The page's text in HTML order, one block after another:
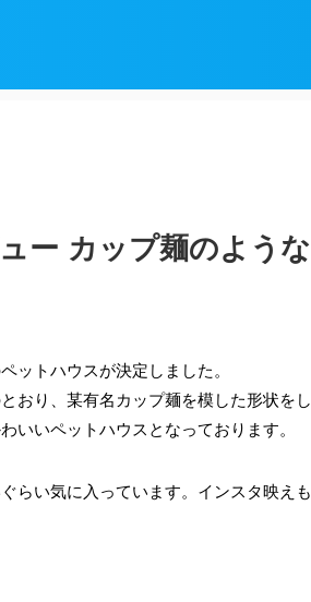
ー カップ麺のような
ットハウスが決定しました。
おり、某有名カップ麺を模した形状をし
いいペットハウスとなっております。
らい気に入っています。インスタ映えも